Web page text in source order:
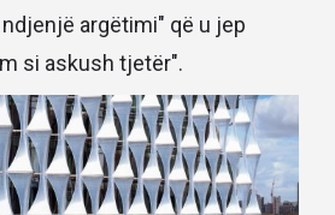
argëtimi" që u jep
si askush tjetër".